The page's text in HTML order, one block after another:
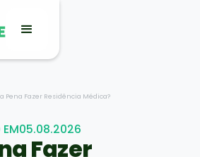
Pena Fazer Residência Médica?
05.08.2026
Fazer